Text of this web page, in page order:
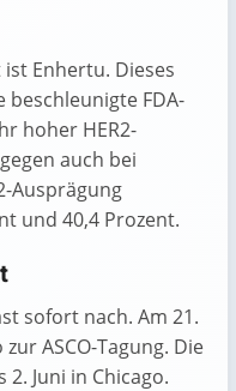
Enhertu. Dieses
FDA-
hoher HER2-
auch bei
Ausprägung
und 40,4 Prozent.
sofort nach. Am 21.
ASCO-Tagung. Die
Juni in Chicago.